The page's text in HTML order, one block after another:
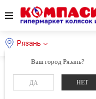
Рязань
Ваш город Рязань?
ДА НЕТ
Главная Каталог
Поиск по